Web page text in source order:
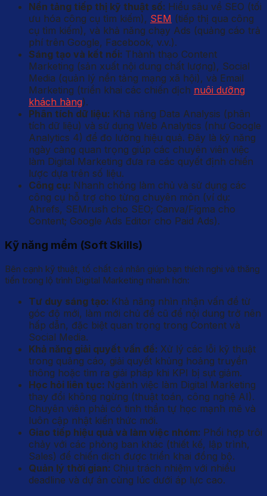
Nền tảng tiếp thị kỹ thuật số: Hiểu sâu về SEO (tối
ưu hóa công cụ tìm kiếm), SEM (tiếp thị qua công
cụ tìm kiếm), và khả năng chạy Ads (quảng cáo trả
phí trên Google, Facebook, v.v.).
Sáng tạo và kết nối: Thành thạo Content
Marketing (sản xuất nội dung chất lượng), Social
Media (quản lý nền tảng mạng xã hội), và Email
Marketing (triển khai các chiến dịch nuôi dưỡng
khách hàng).
Phân tích dữ liệu: Khả năng Data Analysis (phân
tích dữ liệu) và sử dụng Web Analytics (như Google
Analytics 4) để đo lường hiệu quả. Đây là kỹ năng
ngày càng quan trọng giúp các chuyên viên việc
làm Digital Marketing đưa ra các quyết định chiến
lược dựa trên số liệu.
Công cụ: Nhanh chóng làm chủ và sử dụng các
công cụ hỗ trợ cho từng chuyên môn (ví dụ:
Ahrefs, SEMrush cho SEO; Canva/Figma cho
Content; Google Ads Editor cho Paid Ads).
Kỹ năng mềm (Soft Skills)
Bên cạnh kỹ thuật, tố chất cá nhân giúp bạn thích nghi và thăng
tiến trong lộ trình Digital Marketing nhanh hơn:
Tư duy sáng tạo: Khả năng nhìn nhận vấn đề từ
góc độ mới, làm mới chủ đề cũ để nội dung trở nên
hấp dẫn, đặc biệt quan trọng trong Content và
Social Media.
Khả năng giải quyết vấn đề: Xử lý các lỗi kỹ thuật
trong quảng cáo, giải quyết khủng hoảng truyền
thông hoặc tìm ra giải pháp khi KPI bị sụt giảm.
Học hỏi liên tục: Ngành việc làm Digital Marketing
thay đổi không ngừng (thuật toán, công nghệ AI).
Chuyên viên phải có tinh thần tự học mạnh mẽ và
luôn cập nhật kiến thức mới.
Giao tiếp hiệu quả và làm việc nhóm: Phối hợp trôi
chảy với các phòng ban khác (thiết kế, lập trình,
Sales) để chiến dịch được triển khai đồng bộ.
Quản lý thời gian: Chịu trách nhiệm với nhiều
deadline và dự án cùng lúc dưới áp lực cao.